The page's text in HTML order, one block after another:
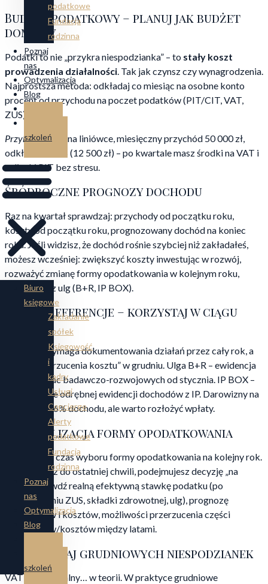
podatkowe
Fundacja
rodzinna
Poznaj
nas
Optymalizacja
Blog
szkoleń
Biuro
księgowe
Zakładanie
spółek
Księgowość
i
kadry
Usługi
Concierge
Alerty
podatkowe
Fundacja
rodzinna
Poznaj
nas
Optymalizacja
Blog
szkoleń
Budżet podatkowy – planuj jak budżet
domowy
Podatki to nie „przykra niespodzianka” – to stały koszt
prowadzenia działalności . Tak jak czynsz czy wynagrodzenia.
Najprostsza metoda: odkładaj co miesiąc na osobne konto
procent od przychodu na poczet podatków (PIT/CIT, VAT,
ZUS).
Przykład:firma na liniówce, miesięczny przychód 50 000 zł,
odkładasz 25% (12 500 zł) – po kwartale masz środki na VAT i
zaliczki PIT bez stresu.
Śródroczne prognozy dochodu
Raz na kwartał sprawdzaj: przychody od początku roku,
koszty od początku roku, prognozowany dochód na koniec
roku. Jeśli widzisz, że dochód rośnie szybciej niż zakładałeś,
możesz wcześniej: zwiększyć koszty inwestując w rozwój,
rozważyć zmianę formy opodatkowania w kolejnym roku,
skorzystać z ulg (B+R, IP BOX).
Ulgi i preferencje – korzystaj w ciągu
Wiele ulg wymaga dokumentowania działań przez cały rok, a
nie tylko „wrzucenia kosztu” w grudniu. Ulga B+R – ewidencja
kosztów prac badawczo-rozwojowych od stycznia. IP BOX –
prowadzenie odrębnej ewidencji dochodów z IP. Darowizny na
OPP – limit 6% dochodu, ale warto rozłożyć wpłaty.
Optymalizacja formy opodatkowania
Grudzień to czas wyboru formy opodatkowania na kolejny rok.
Jeśli czekasz do ostatniej chwili, podejmujesz decyzję „na
czuja”. Sprawdź realną efektywną stawkę podatku (po
uwzględnieniu ZUS, składki zdrowotnej, ulg), prognozę
przychodów i kosztów, możliwości przerzucenia części
przychodów/kosztów między latami.
VAT – unikaj grudniowych niespodzianek
VAT jest neutralny… w teorii. W praktyce grudniowe